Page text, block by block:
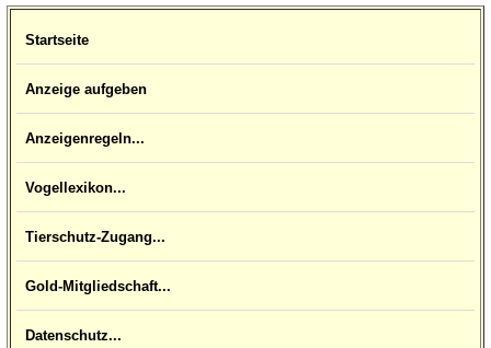
Startseite
Anzeige aufgeben
Anzeigenregeln...
Vogellexikon...
Tierschutz-Zugang...
Gold-Mitgliedschaft...
Datenschutz...